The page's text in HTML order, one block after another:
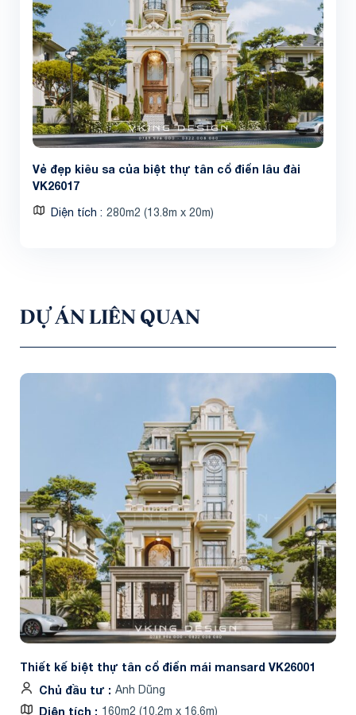
Vẻ đẹp kiêu sa của biệt thự tân cổ điển lâu đài
VK26017
Diện tích 280m2 (13.8m x 20m)
DỰ ÁN LIÊN QUAN
Thiết kế biệt thự tân cổ điển mái mansard VK26001
Chủ đầu tư
Anh Dũng
Diện tích 160m2 (10.2m x 16.6m)